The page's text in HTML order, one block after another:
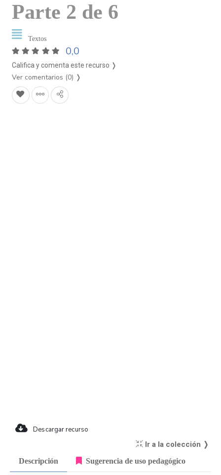
Parte 2 de 6
Textos
0,0
Califica y comenta este recurso ❭
Ver comentarios (0) ❭
Descargar recurso
Ir a la colección ❭
Descripción Sugerencia de uso pedagógico